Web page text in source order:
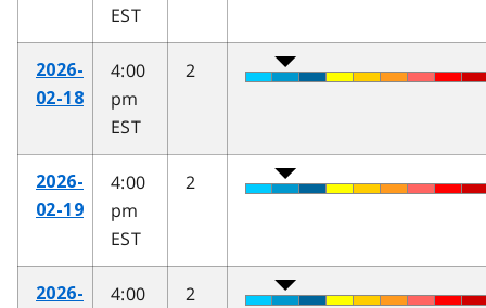
EST
2026-
02-18
4:00
pm
EST
2
2026-
02-19
4:00
pm
EST
2
2026-
4:00
2